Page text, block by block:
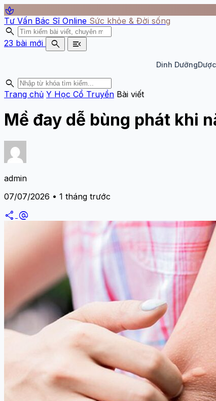
spa
Tư Vấn Bác Sĩ Online Sức khỏe & Đời sống
search
23 bài mới search menu_open
Dinh DưỡngDược
search
Trang chủ Y Học Cổ Truyền Bài viết
Mề đay dễ bùng phát khi
admin
07/07/2026 • 1 tháng trước
share alternate_email